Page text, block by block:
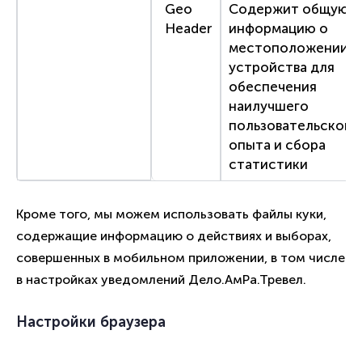
Geo
Header
Содержит общую
информацию о
местоположении
устройства для
обеспечения
наилучшего
пользовательского
опыта и сбора
статистики
Кроме того, мы можем использовать файлы куки,
содержащие информацию о действиях и выборах,
совершенных в мобильном приложении, в том числе
в настройках уведомлений Дело.АмРа.Тревел.
Настройки браузера